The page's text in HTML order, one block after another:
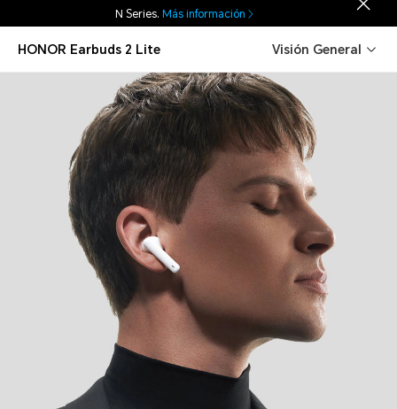
HONOR Earbuds 2 Lite Visión General
N Series. Más información